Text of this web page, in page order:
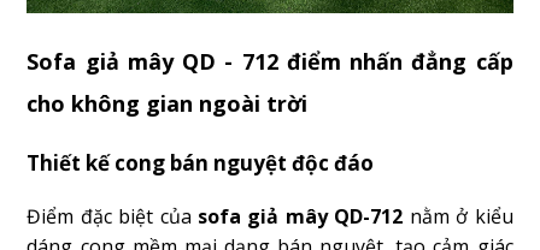
Sofa giả mây QD - 712 điểm nhấn đẳng cấp
cho không gian ngoài trời
Thiết kế cong bán nguyệt độc đáo
Điểm đặc biệt của sofa giả mây QD-712 nằm ở kiểu